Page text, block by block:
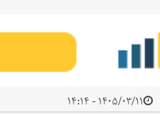
۱۴۰۵/۰۳/۱۱ - ۱۴:۱۴